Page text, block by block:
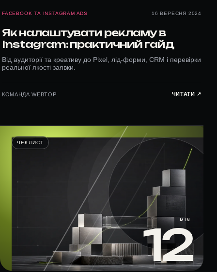
FACEBOOK ТА INSTAGRAM ADS 16 ВЕРЕСНЯ 2024
Як налаштувати рекламу в
Instagram: практичний гайд
Від аудиторії та креативу до Pixel, лід-форми, CRM і перевірки
реальної якості заявки.
КОМАНДА WEBTOP ЧИТАТИ ↗︎
ЧЕКЛИСТ
12
MIN